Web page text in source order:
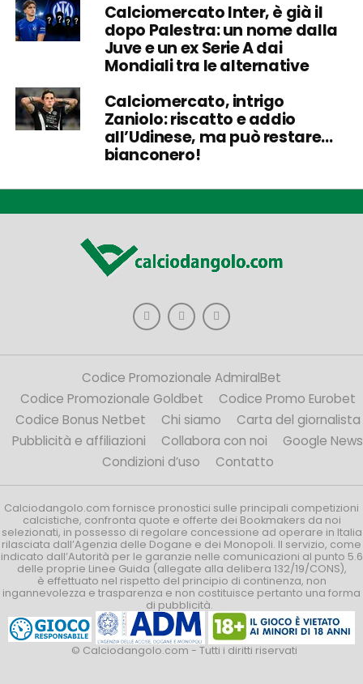
Calciomercato Inter, è già il
dopo Palestra: un nome dalla
Juve e un ex Serie A dai
Mondiali tra le alternative
Calciomercato, intrigo
Zaniolo: riscatto e addio
all’Udinese, ma può restare…
bianconero!
Codice Promozionale AdmiralBet
Codice Promozionale Goldbet
Codice Promo Eurobet
Codice Bonus Netbet
Chi siamo
Carta del giornalista
Pubblicità e affiliazioni
Collabora con noi
Google News
Condizioni d’uso
Contatto
Calciodangolo.com fornisce pronostici sulle principali competizioni
calcistiche, confronta quote e offerte dei Bookmakers da noi
selezionati, in possesso di regolare concessione ad operare in Italia
rilasciata dall’Agenzia delle Dogane e dei Monopoli. Il servizio, come
indicato dall’Autorità per le garanzie nelle comunicazioni al punto 5.6
delle proprie Linee Guida (allegate alla delibera 132/19/CONS),
è effettuato nel rispetto del principio di continenza, non
ingannevolezza e trasparenza e non costituisce pertanto una forma
di pubblicità.
© Calciodangolo.com - Tutti i diritti riservati